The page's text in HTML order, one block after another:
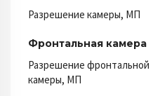
Разрешение камеры, МП
Фронтальная камера
Разрешение фронтальной
камеры, МП